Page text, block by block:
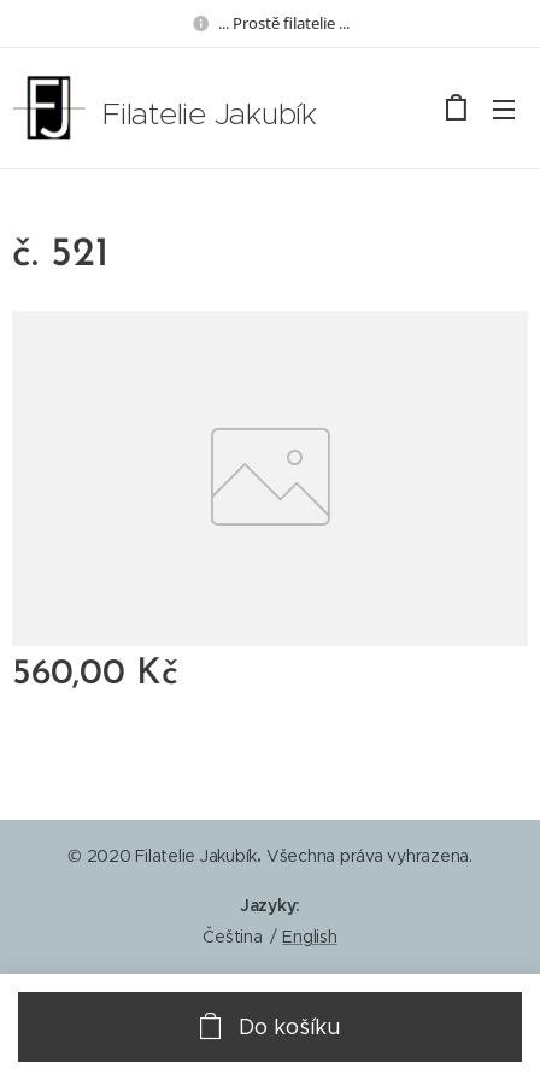
... Prostě filatelie ...
Filatelie Jakubík
č. 521
560,00 Kč
Do košíku
© 2020 Filatelie Jakubík. Všechna práva vyhrazena.
Jazyky
Čeština
English